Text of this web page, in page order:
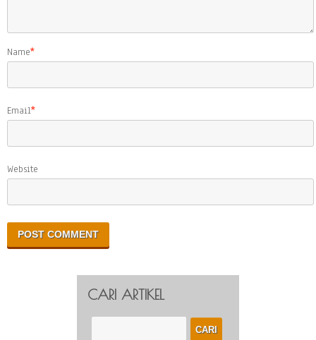
Name*
Email*
Website
CARI ARTIKEL